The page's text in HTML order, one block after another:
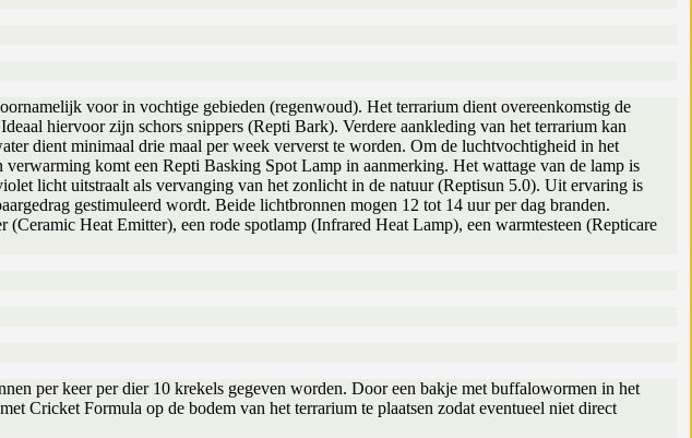
voor in vochtige gebieden (regenwoud). Het terrarium dient overeenkomstig de
hiervoor zijn schors snippers (Repti Bark). Verdere aankleding van het terrarium kan
dient minimaal drie maal per week ververst te worden. Om de luchtvochtigheid in het
komt een Repti Basking Spot Lamp in aanmerking. Het wattage van de lamp is
licht uitstraalt als vervanging van het zonlicht in de natuur (Reptisun 5.0). Uit ervaring is
gestimuleerd wordt. Beide lichtbronnen mogen 12 tot 14 uur per dag branden.
Heat Emitter), een rode spotlamp (Infrared Heat Lamp), een warmtesteen (Repticare
per keer per dier 10 krekels gegeven worden. Door een bakje met buffalowormen in het
Cricket Formula op de bodem van het terrarium te plaatsen zodat eventueel niet direct